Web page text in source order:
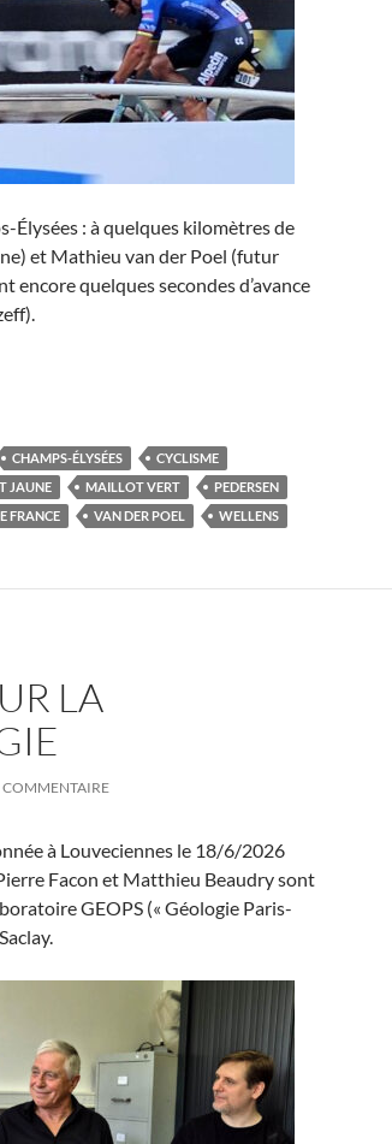
Élysées : à quelques kilomètres de
et Mathieu van der Poel (futur
encore quelques secondes d’avance
de France aux Champs-Élysées
CHAMPS-ÉLYSÉES
CYCLISME
JAUNE MAILLOT VERT
PEDERSEN
FRANCE VAN DER POEL WELLENS
LA
COMMENTAIRE
à Louveciennes le 18/6/2026
Facon et Matthieu Beaudry sont
GEOPS (« Géologie Paris-